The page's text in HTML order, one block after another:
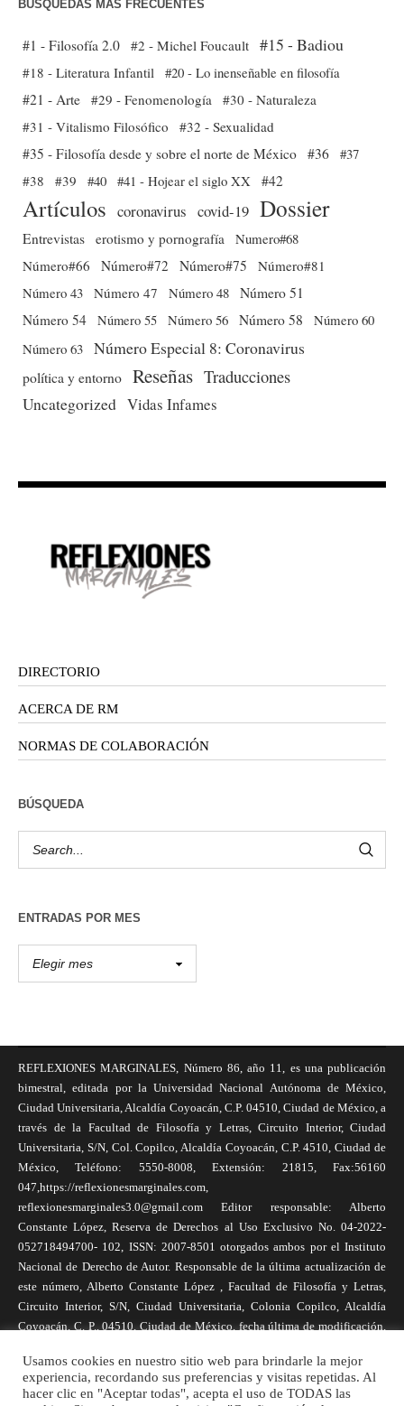
BÚSQUEDAS MÁS FRECUENTES
#1 - Filosofía 2.0 #2 - Michel Foucault #15 - Badiou
#18 - Literatura Infantil #20 - Lo inenseñable en filosofía
#21 - Arte #29 - Fenomenología
#30 - Naturaleza
#31 - Vitalismo Filosófico
#32 - Sexualidad
#35 - Filosofía desde y sobre el norte de México #36 #37
#38
#39 #40 #41 - Hojear el siglo XX #42
Artículos coronavirus covid-19 Dossier
Entrevistas erotismo y pornografía
Numero#68
Número#66
Número#72 Número#75
Número#81
Número 43 Número 47 Número 48 Número 51
Número 54 Número 55 Número 56 Número 58
Número 60
Número 63 Número Especial 8: Coronavirus
política y entorno Reseñas Traducciones
Uncategorized Vidas Infames
DIRECTORIO
ACERCA DE RM
NORMAS DE COLABORACIÓN
BÚSQUEDA
ENTRADAS POR MES
REFLEXIONES MARGINALES, Número 86, año 11, es una publicación
bimestral, editada por la Universidad Nacional Autónoma de México,
Ciudad Universitaria, Alcaldía Coyoacán, C.P. 04510, Ciudad de México, a
través de la Facultad de Filosofía y Letras, Circuito Interior, Ciudad
Universitaria, S/N, Col. Copilco, Alcaldía Coyoacán, C.P. 4510, Ciudad de
México, Teléfono: 5550-8008, Extensión: 21815, Fax:56160
047,https://reflexionesmarginales.com,
reflexionesmarginales3.0@gmail.com Editor responsable: Alberto
Constante López, Reserva de Derechos al Uso Exclusivo No. 04-2022-
052718494700- 102, ISSN: 2007-8501 otorgados ambos por el Instituto
Nacional de Derecho de Autor. Responsable de la última actualización de
este número, Alberto Constante López , Facultad de Filosofía y Letras,
Circuito Interior, S/N, Ciudad Universitaria, Colonia Copilco, Alcaldía
Coyoacán, C. P., 04510, Ciudad de México, fecha última de modificación,
necesariamente reflejan la postura de la revista, ni de Universidad Nacional
Autónoma de México. Los autores son responsables de los contenidos de
Usamos cookies en nuestro sitio web para brindarle la mejor
experiencia, recordando sus preferencias y visitas repetidas. Al
hacer clic en "Aceptar todas", acepta el uso de TODAS las